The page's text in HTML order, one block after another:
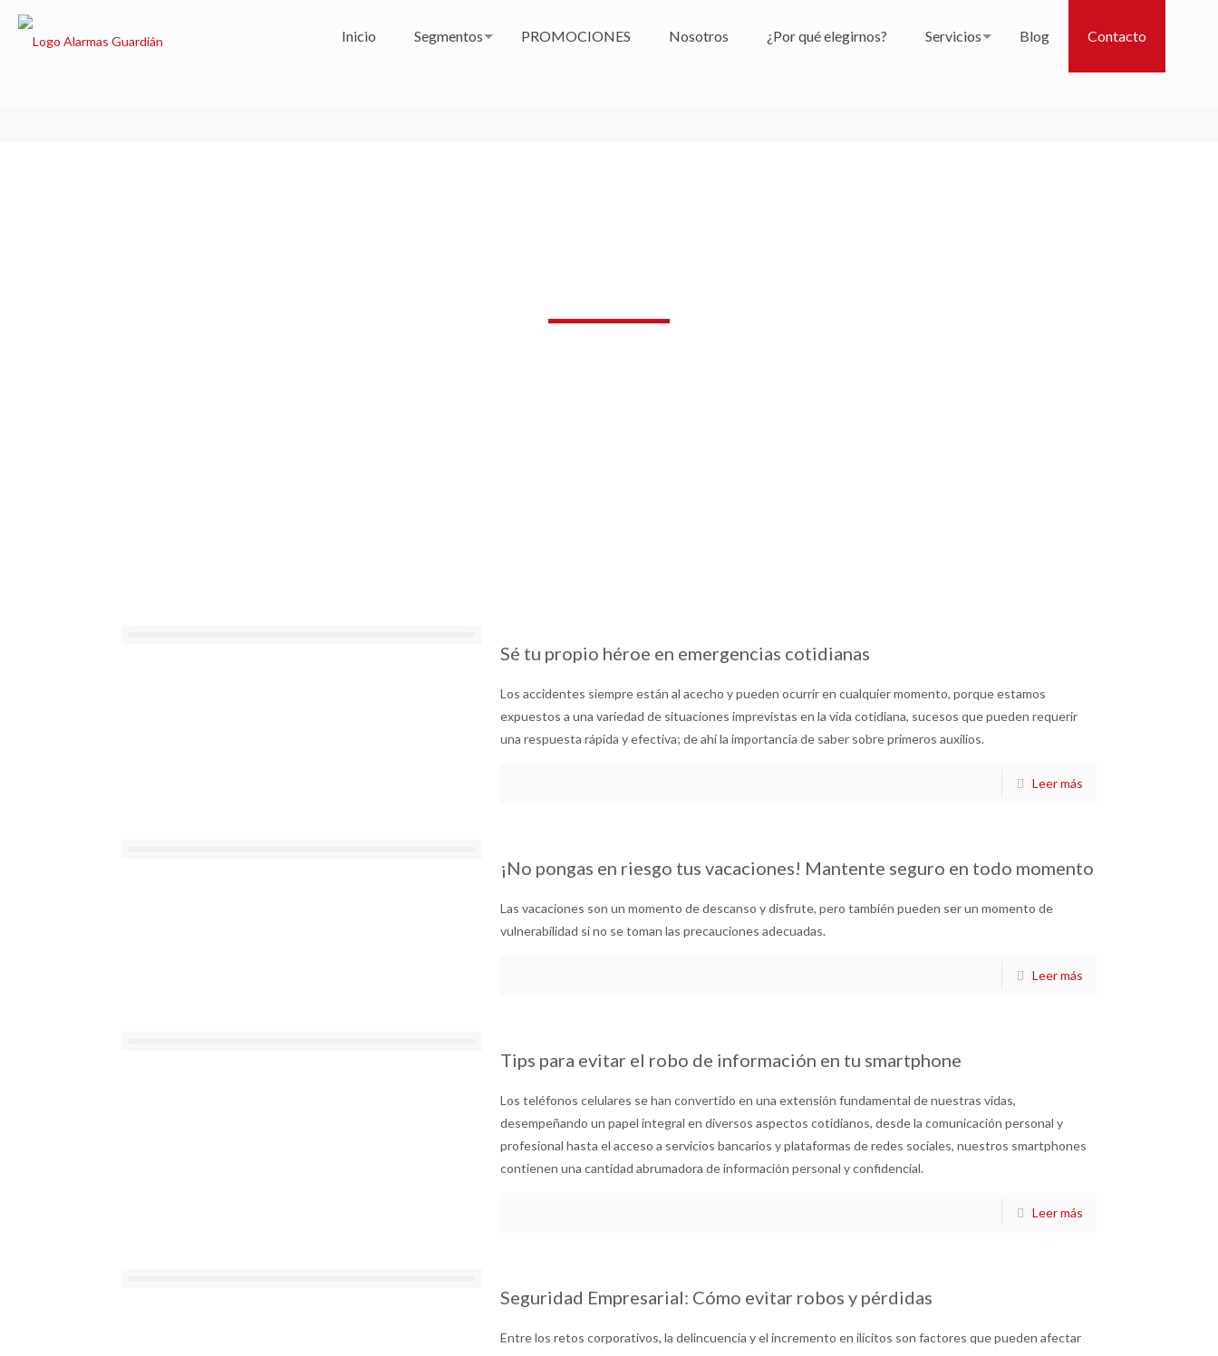
Inicio Segmentos PROMOCIONES Nosotros ¿Por qué elegirnos? Servicios Blog Contacto
Sé tu propio héroe en emergencias cotidianas
Los accidentes siempre están al acecho y pueden ocurrir en cualquier momento, porque estamos
expuestos a una variedad de situaciones imprevistas en la vida cotidiana, sucesos que pueden requerir
una respuesta rápida y efectiva; de ahí la importancia de saber sobre primeros auxilios.
Leer más
¡No pongas en riesgo tus vacaciones! Mantente seguro en todo momento
Las vacaciones son un momento de descanso y disfrute, pero también pueden ser un momento de
vulnerabilidad si no se toman las precauciones adecuadas.
Leer más
Tips para evitar el robo de información en tu smartphone
Los teléfonos celulares se han convertido en una extensión fundamental de nuestras vidas,
desempeñando un papel integral en diversos aspectos cotidianos, desde la comunicación personal y
profesional hasta el acceso a servicios bancarios y plataformas de redes sociales, nuestros smartphones
contienen una cantidad abrumadora de información personal y confidencial.
Leer más
Seguridad Empresarial: Cómo evitar robos y pérdidas
Entre los retos corporativos, la delincuencia y el incremento en ilícitos son factores que pueden afectar